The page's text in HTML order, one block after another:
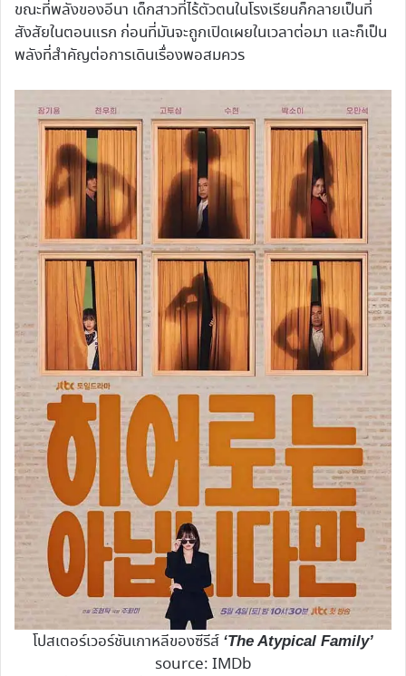
ขณะที่พลังของอีนา เด็กสาวที่ไร้ตัวตนในโรงเรียนก็กลายเป็นที่
สังสัยในตอนแรก ก่อนที่มันจะถูกเปิดเผยในเวลาต่อมา และก็เป็น
พลังที่สำคัญต่อการเดินเรื่องพอสมควร
โปสเตอร์เวอร์ชันเกาหลีของซีรีส์ ‘The Atypical Family’
source: IMDb